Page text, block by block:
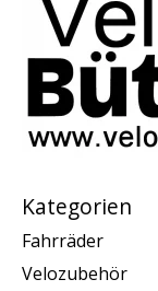
Kategorien
Fahrräder
Velozubehör